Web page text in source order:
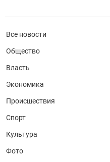
Все новости
Общество
Власть
Экономика
Происшествия
Спорт
Культура
Фото